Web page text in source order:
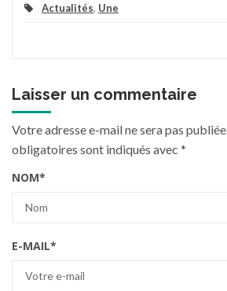
Actualités, Une
Laisser un commentaire
Votre adresse e-mail ne sera pas publiée.
obligatoires sont indiqués avec *
NOM*
E-MAIL*